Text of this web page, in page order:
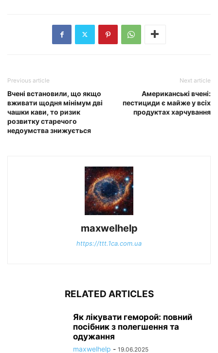
Previous article
Вчені встановили, що якщо
вживати щодня мінімум дві
чашки кави, то ризик
розвитку старечого
недоумства знижується
Next article
Американські вчені:
пестициди є майже у всіх
продуктах харчування
maxwelhelp
https://ttt.1ca.com.ua
RELATED ARTICLES
Як лікувати геморой: повний
посібник з полегшення та
одужання
maxwelhelp - 19.06.2025